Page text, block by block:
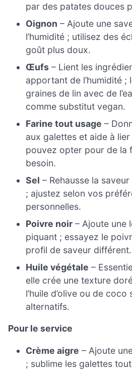
par des patates douces
Oignon – Ajoute une
l’humidité ; utilisez des
goût plus doux.
Œufs – Lient les
apportant de l’humidité ;
graines de lin avec de
comme substitut vegan.
Farine tout usage –
aux galettes et aide à
pouvez opter pour de la
besoin.
Sel – Rehausse la
; ajustez selon vos
personnelles.
Poivre noir – Ajoute une
piquant ; essayez le
profil de saveur différent.
Huile végétale –
elle crée une texture
l’huile d’olive ou de
alternatifs.
Pour le service
Crème aigre – Ajoute
; sublime les galettes